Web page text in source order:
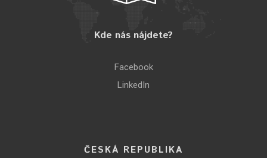
Kde nás nájdete?
Facebook
LinkedIn
ČESKÁ REPUBLIKA